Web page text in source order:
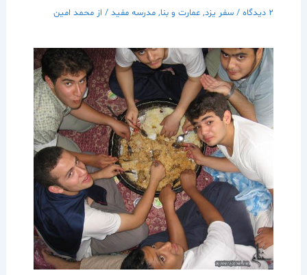
2 دیدگاه / سفر يزد, عمارت و بنا, مدرسه مفيد/ از محمد امین